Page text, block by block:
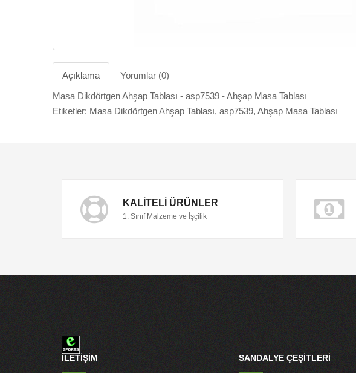
Açıklama
Yorumlar (0)
Masa Dikdörtgen Ahşap Tablası - asp7539 - Ahşap Masa Tablası
Etiketler: Masa Dikdörtgen Ahşap Tablası, asp7539, Ahşap Masa Tablası
KALITELI ÜRÜNLER
1. Sınıf Malzeme ve İşçilik
İLETİŞİM SANDALYE ÇEŞITLERI